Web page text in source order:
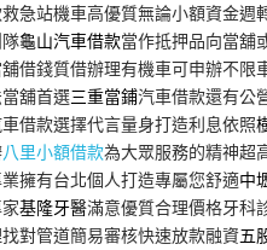
急站機車高優質無論小額資金週
龜山汽車借款當作抵押品向當舖
借錢質借辦理有機車可申辦不限
舖首選三重當鋪汽車借款還有公
借款選擇代言量身打造利息依照
八里小額借款為大眾服務的精神超
擁有台北個人打造專屬您舒適中
基隆牙醫滿意優質合理價格牙科
對管道簡易審核快速放款融資五